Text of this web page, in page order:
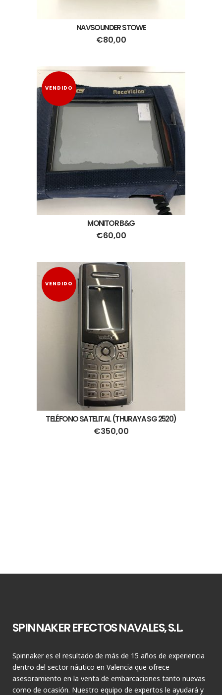
NAVSOUNDER STOWE
€80,00
VENDIDO
MONITOR B&G
€60,00
VENDIDO
TELÉFONO SATELITAL (THURAYA SG 2520)
€350,00
SPINNAKER EFECTOS NAVALES, S.L.
Spinnaker es el resultado de más de 15 años de experiencia
dentro del sector náutico en Valencia que ofrece
asesoramiento en la venta de embarcaciones tanto nuevas
como de ocasión. Nuestro equipo de expertos le ayudará y